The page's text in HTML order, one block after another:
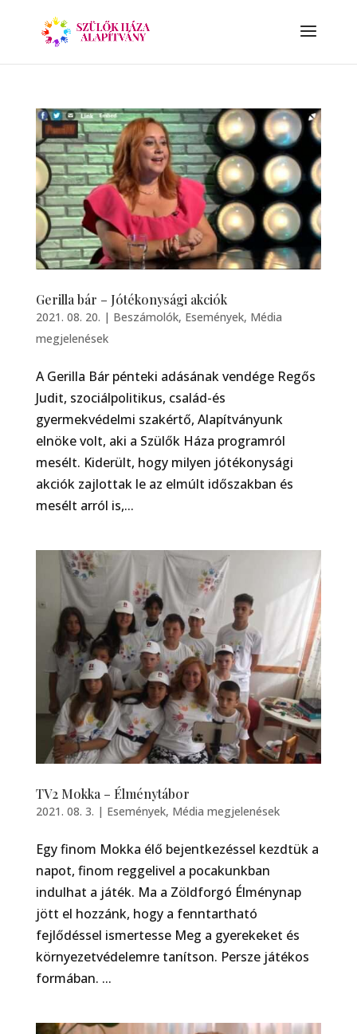
Gerilla bár – Jótékonysági akciók
2021. 08. 20. | Beszámolók, Események, Média
megjelenések
A Gerilla Bár pénteki adásának vendége Regős
Judit, szociálpolitikus, család-és
gyermekvédelmi szakértő, Alapítványunk
elnöke volt, aki a Szülők Háza programról
mesélt. Kiderült, hogy milyen jótékonysági
akciók zajlottak le az elmúlt időszakban és
mesélt arról is,...
TV2 Mokka – Élménytábor
2021. 08. 3. | Események, Média megjelenések
Egy finom Mokka élő bejentkezéssel kezdtük a
napot, finom reggelivel a pocakunkban
indulhat a játék. Ma a Zöldforgó Élménynap
jött el hozzánk, hogy a fenntartható
fejlődéssel ismertesse Meg a gyerekeket és
környezetvédelemre tanítson. Persze játékos
formában. ...